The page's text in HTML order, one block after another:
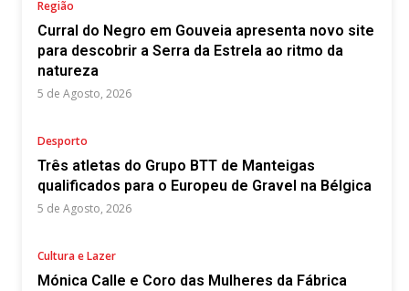
Região
Curral do Negro em Gouveia apresenta novo site
para descobrir a Serra da Estrela ao ritmo da
natureza
5 de Agosto, 2026
Desporto
Três atletas do Grupo BTT de Manteigas
qualificados para o Europeu de Gravel na Bélgica
5 de Agosto, 2026
Cultura e Lazer
Mónica Calle e Coro das Mulheres da Fábrica